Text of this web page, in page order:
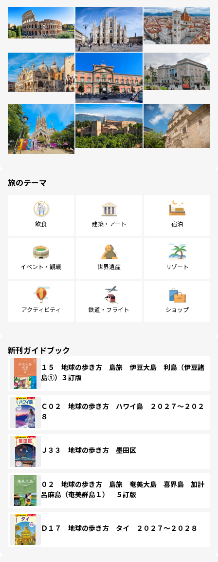
旅のテーマ
飲食 建築・アート 宿泊
イベント・観戦 世界遺産 リゾート
アクティビティ 鉄道・フライト ショップ
新刊ガイドブック
１５ 地球の歩き方 島旅 伊豆大島 利島（伊豆諸
島①）３訂版
Ｃ０２ 地球の歩き方 ハワイ島 ２０２７～２０２
８
Ｊ３３ 地球の歩き方 墨田区
０２ 地球の歩き方 島旅 奄美大島 喜界島 加計
呂麻島（奄美群島１） ５訂版
Ｄ１７ 地球の歩き方 タイ ２０２７～２０２８